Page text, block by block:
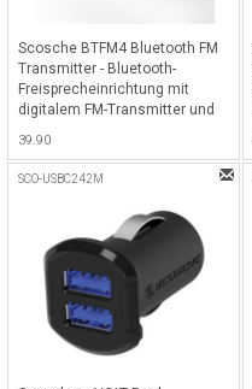
Scosche BTFM4 Bluetooth FM
Transmitter - Bluetooth-
Freisprecheinrichtung mit
digitalem FM-Transmitter und
39.90
SCO-USBC242M